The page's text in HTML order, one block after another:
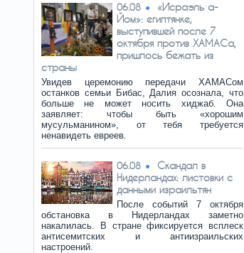
06.08
«Исраэль а-
Йом»: египтянке,
выступившей после 7
октября против ХАМАСа,
пришлось бежать из
страны
Увидев церемонию передачи ХАМАСом
останков семьи Бибас, Далия осознала, что
больше не может носить хиджаб. Она
заявляет: чтобы быть «хорошим
мусульманином», от тебя требуется
ненавидеть евреев.
06.08
Скандал в
Нидерландах: листовки с
данными израильтян
После событий 7 октября
обстановка в Нидерландах заметно
накалилась. В стране фиксируется всплеск
антисемитских и антиизраильских
настроений.